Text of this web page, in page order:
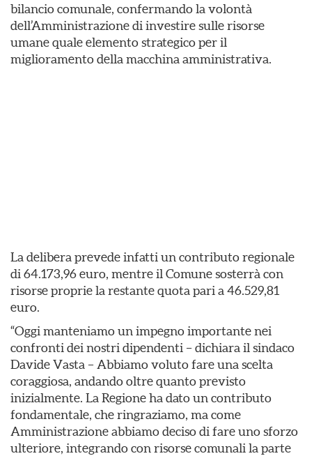
bilancio comunale, confermando la volontà
dell’Amministrazione di investire sulle risorse
umane quale elemento strategico per il
miglioramento della macchina amministrativa.
La delibera prevede infatti un contributo regionale
di 64.173,96 euro, mentre il Comune sosterrà con
risorse proprie la restante quota pari a 46.529,81
euro.
“Oggi manteniamo un impegno importante nei
confronti dei nostri dipendenti – dichiara il sindaco
Davide Vasta – Abbiamo voluto fare una scelta
coraggiosa, andando oltre quanto previsto
inizialmente. La Regione ha dato un contributo
fondamentale, che ringraziamo, ma come
Amministrazione abbiamo deciso di fare uno sforzo
ulteriore, integrando con risorse comunali la parte